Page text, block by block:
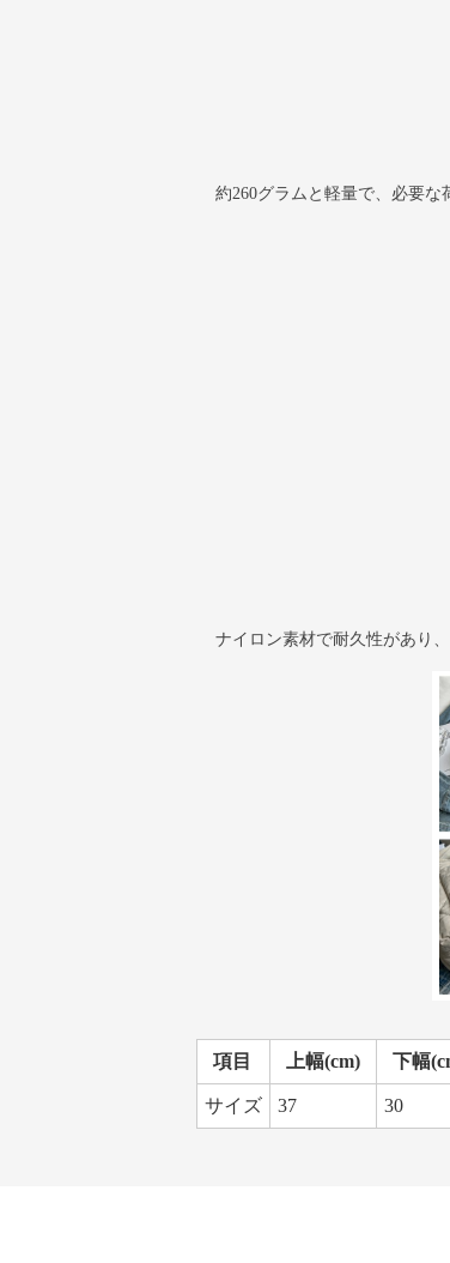
約260グラムと軽量で、必要
ナイロン素材で耐久性があり
項目 上幅(cm) 下幅
サイズ 37 30